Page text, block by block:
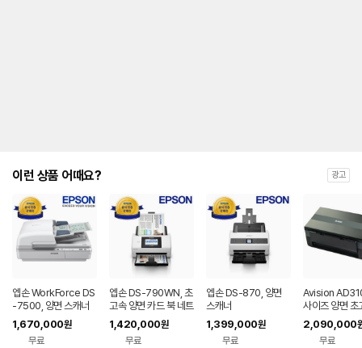
이런 상품 어때요? 광고
엡손 WorkForce DS
-7500, 양면 스캐너
1,670,000원
무료
엡손 DS-790WN, 초
고속 양면 카드 북 네트
워크 스캐너
1,420,000원
무료
엡손 DS-870, 양면
스캐너
1,399,000원
무료
Avision
사이즈 양면 초
캐너
pm
2,090,000
무료